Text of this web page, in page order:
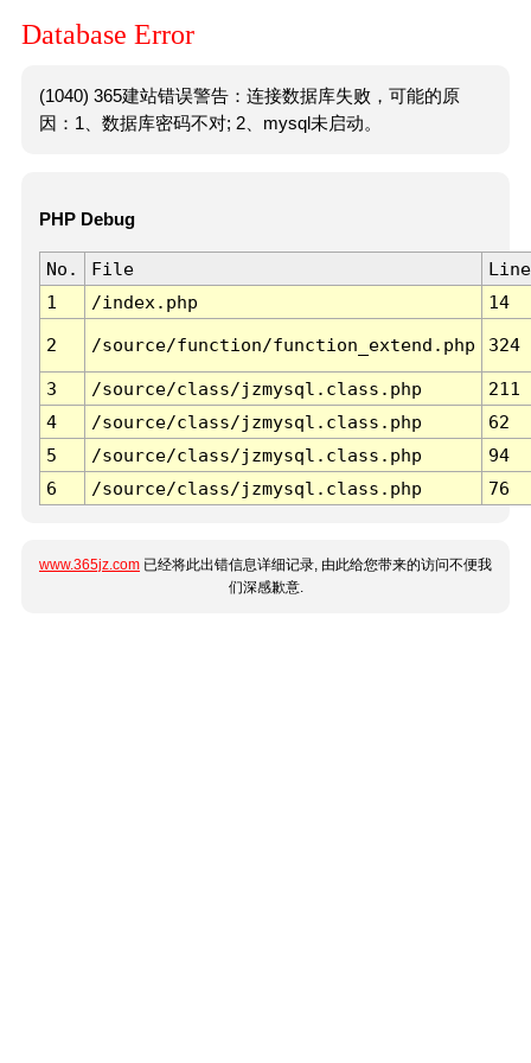
Database Error
(1040) 365建站错误警告：连接数据库失败，可能的原
因：1、数据库密码不对; 2、mysql未启动。
PHP Debug
No. File
Line
1
/index.php 14
2 /source/function/function_extend.php 324
3 /source/class/jzmysql.class.php
211
4
/source/class/jzmysql.class.php
62
5
/source/class/jzmysql.class.php
94
6
/source/class/jzmysql.class.php 76
www.365jz.com 已经将此出错信息详细记录, 由此给您带来的访问不便我
们深感歉意.